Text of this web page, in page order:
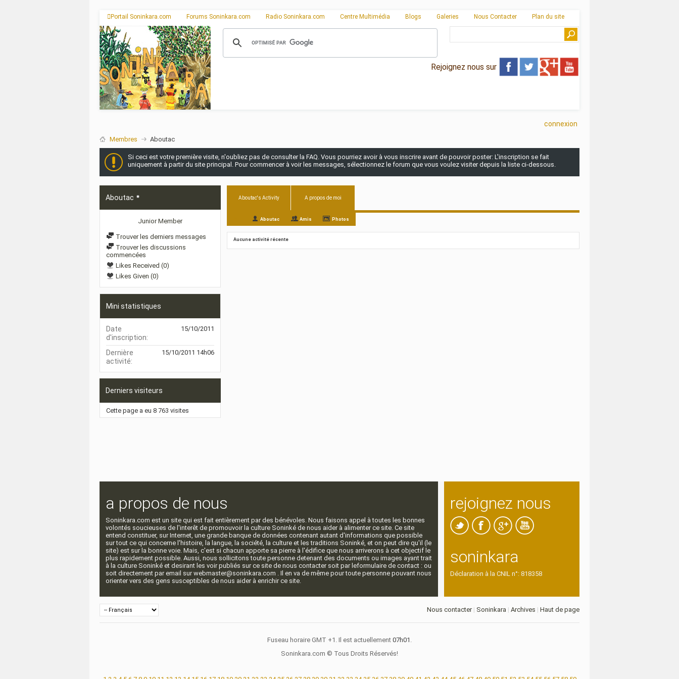
Portail Soninkara.com Forums Soninkara.com Radio Soninkara.com Centre Multimédia Blogs Galeries Nous Contacter Plan du site
Rejoignez nous sur
connexion
Membres Aboutac
Si ceci est votre première visite, n'oubliez pas de consulter la FAQ. Vous pourriez avoir à vous inscrire avant de pouvoir poster: L'inscription se fait
uniquement à partir du site principal. Pour commencer à voir les messages, sélectionnez le forum que vous voulez visiter depuis la liste ci-dessous.
Aboutac
Junior Member
Trouver les derniers messages
Trouver les discussions
commencées
Likes Received (0)
Likes Given (0)
Mini statistiques
Date
d'inscription
15/10/2011
Dernière
activité
15/10/2011 14h06
Derniers visiteurs
Cette page a eu 8 763 visites
Aboutac's Activity A propos de moi
Aboutac Amis Photos
Aucune activité récente
a propos de nous
Soninkara.com est un site qui est fait entièrement par des bénévoles. Nous faisons appel à toutes les bonnes
volontés soucieuses de l'interêt de promouvoir la culture Soninké de nous aider à alimenter ce site. Ce site
entend constituer, sur Internet, une grande banque de données contenant autant d'informations que possible
sur tout ce qui concerne l'histoire, la langue, la société, la culture et les traditions Soninké, et on peut dire qu'il (le
site) est sur la bonne voie. Mais, c'est si chacun apporte sa pierre à l'édifice que nous arriverons à cet objectif le
plus rapidement possible. Aussi, nous sollicitons toute personne detenant des documents ou images ayant trait
à la culture Soninké et desirant les voir publiés sur ce site de nous contacter soit par leformulaire de contact : ou
soit directement par email sur webmaster@soninkara.com . Il en va de même pour toute personne pouvant nous
orienter vers des gens susceptibles de nous aider à enrichir ce site.
rejoignez nous
soninkara
Déclaration à la CNIL n°: 818358
Nous contacter| Soninkara | Archives | Haut de page
Fuseau horaire GMT +1. Il est actuellement 07h01 .
Soninkara.com © Tous Droits Réservés!